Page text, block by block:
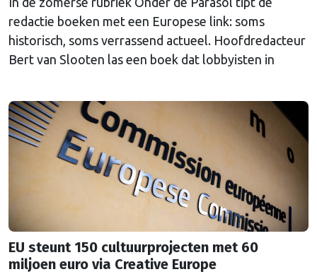
redactie boeken met een Europese link: soms
historisch, soms verrassend actueel. Hoofdredacteur
Bert van Slooten las een boek dat lobbyisten in
EU steunt 150 cultuurprojecten met 60
miljoen euro via Creative Europe